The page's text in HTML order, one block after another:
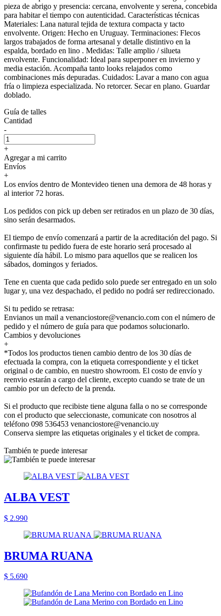
pieza de abrigo y presencia: cercana, envolvente y serena, concebida
para habitar el tiempo con autenticidad. Características técnicas
Materiales: Lana natural tejida de textura compacta y tacto
envolvente. Origen: Hecho en Uruguay. Terminaciones: Flecos
largos trabajados de forma artesanal y detalle distintivo en la
espalda, bordado en lino . Medidas: Talle amplio / silueta
envolvente. Funcionalidad: Ideal para superponer en invierno y
media estación. Acompaña tanto looks relajados como
combinaciones más depuradas. Cuidados: Lavar a mano con agua
fría o limpieza especializada. No retorcer. Secar en plano. Guardar
doblado.
Guía de talles
Cantidad
-
+
Agregar a mi carrito
Envíos
+
Los envíos dentro de Montevideo tienen una demora de 48 horas y
al interior 72 horas.
Los pedidos con pick up deben ser retirados en un plazo de 30 días,
sino serán desarmados.
El tiempo de envío comenzará a partir de la acreditación del pago. Si
confirmaste tu pedido fuera de este horario será procesado al
siguiente día hábil. Lo mismo para aquellos que se realicen los
sábados, domingos y feriados.
Tene en cuenta que cada pedido solo puede ser entregado en un solo
lugar y, una vez despachado, el pedido no podrá ser redireccionado.
Si tu pedido se retrasa:
Envianos un mail a venanciostore@venancio.com con el número de
pedido y el número de guía para que podamos solucionarlo.
Cambios y devoluciones
+
*Todos los productos tienen cambio dentro de los 30 días de
efectuada la compra, con la etiqueta correspondiente y el ticket
original o de cambio, en nuestro showroom. El costo de envío y
reenvio estarán a cargo del cliente, excepto cuando se trate de un
cambio por un defecto de la prenda.
Si el producto que recibiste tiene alguna falla o no se corresponde
con el producto que seleccionaste, comunicate con nosotros al
teléfono 098 536453 venanciostore@venancio.uy
Conserva siempre las etiquetas originales y el ticket de compra.
También te puede interesar
ALBA VEST
$ 2.990
BRUMA RUANA
$ 5.690